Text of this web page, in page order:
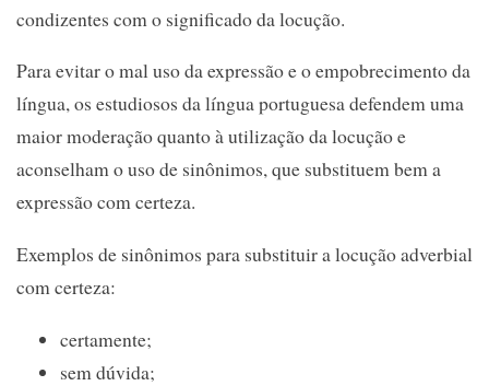
condizentes com o significado da locução.
Para evitar o mal uso da expressão e o empobrecimento da
língua, os estudiosos da língua portuguesa defendem uma
maior moderação quanto à utilização da locução e
aconselham o uso de sinônimos, que substituem bem a
expressão com certeza.
Exemplos de sinônimos para substituir a locução adverbial
com certeza:
certamente;
sem dúvida;